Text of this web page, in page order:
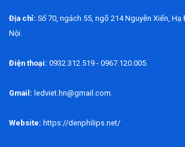
Địa chỉ: Số 70, ngách 55, ngõ 214 Nguyễn Xiển, Hạ
Nội.
Điện thoại: 0932.312.519 - 0967.120.005.
Gmail: ledviet.hn@gmail.com.
Website: https://denphilips.net/